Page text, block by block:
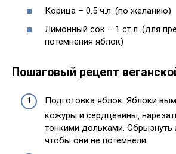
Корица – 0.5 ч.л. (по желанию)
Лимонный сок – 1 ст.л. (для
потемнения яблок)
Пошаговый рецепт
Подготовка яблок: Яблоки
кожуры и сердцевины‚
тонкими дольками. Сбрызнуть
чтобы они не потемнели.